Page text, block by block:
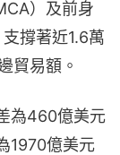
）及前身
撐著近1.6萬
貿易額。
為460億美元
1970億美元